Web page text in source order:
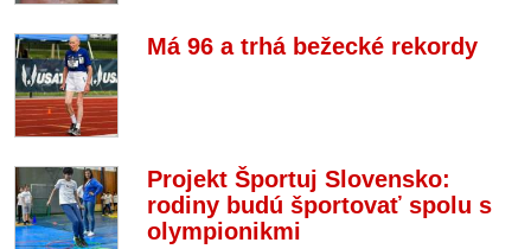
Má 96 a trhá bežecké rekordy
Projekt Športuj Slovensko:
rodiny budú športovať spolu s
olympionikmi